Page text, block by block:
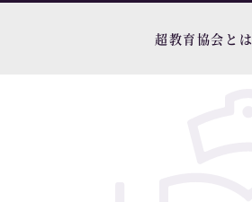
超教育協会とは